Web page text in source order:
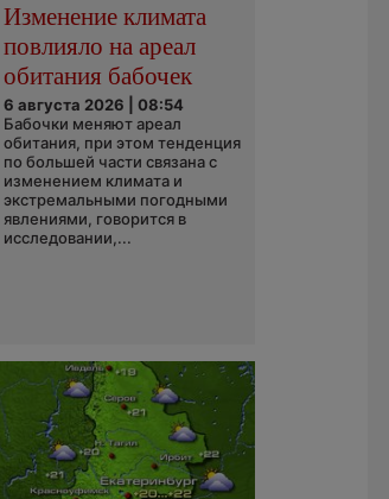
Изменение климата
повлияло на ареал
обитания бабочек
6 августа 2026 | 08:54
Бабочки меняют ареал
обитания, при этом тенденция
по большей части связана с
изменением климата и
экстремальными погодными
явлениями, говорится в
исследовании,...